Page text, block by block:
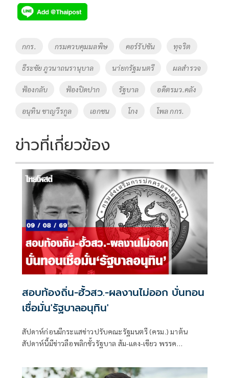
e
b
o
o
k
tt
er
p
y
Li
k
Tags
กกร. กรมควบคุมมลพิษ คอร์รัปชัน ทุจริต
ธีระชัย ภูวนาถนรานุบาล นา่ยกรัฐมนตรี ผลสำรวจ
ฟ้องกลับ ฟ้องปิดปาก รัฐบาล อดีตรมว.คลัง
อนุทิน ชาญวีรกูล เอกชน โกง โพล กกร.
ข่าวที่เกี่ยวข้อง
สอบท้องถิ่น-ฮั้วสว.-ผลงานไม่ออก บั่นทอน
เชื่อมั่น'รัฐบาลอนุทิน'
สัปดาห์ก่อนมีกระแสข่าวปรับคณะรัฐมนตรี (ครม.) มาต้น
สัปดาห์นี้มีข่าวลือพลิกขั้วรัฐบาล ส้ม-แดง-เขียว พรรค